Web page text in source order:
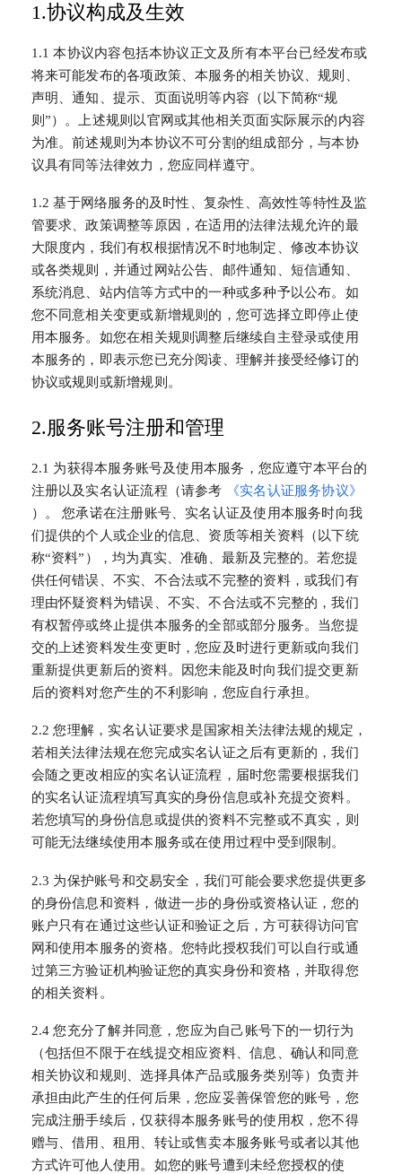
1.协议构成及生效
1.1 本协议内容包括本协议正文及所有本平台已经发布或
将来可能发布的各项政策、本服务的相关协议、规则、
声明、通知、提示、页面说明等内容（以下简称“规
则”）。上述规则以官网或其他相关页面实际展示的内容
为准。前述规则为本协议不可分割的组成部分，与本协
议具有同等法律效力，您应同样遵守。
1.2 基于网络服务的及时性、复杂性、高效性等特性及监
管要求、政策调整等原因，在适用的法律法规允许的最
大限度内，我们有权根据情况不时地制定、修改本协议
或各类规则，并通过网站公告、邮件通知、短信通知、
系统消息、站内信等方式中的一种或多种予以公布。如
您不同意相关变更或新增规则的，您可选择立即停止使
用本服务。如您在相关规则调整后继续自主登录或使用
本服务的，即表示您已充分阅读、理解并接受经修订的
协议或规则或新增规则。
2.服务账号注册和管理
2.1 为获得本服务账号及使用本服务，您应遵守本平台的
注册以及实名认证流程（请参考
《实名认证服务协议》
）。 您承诺在注册账号、实名认证及使用本服务时向我
们提供的个人或企业的信息、资质等相关资料（以下统
称“资料”），均为真实、准确、最新及完整的。若您提
供任何错误、不实、不合法或不完整的资料，或我们有
理由怀疑资料为错误、不实、不合法或不完整的，我们
有权暂停或终止提供本服务的全部或部分服务。当您提
交的上述资料发生变更时，您应及时进行更新或向我们
重新提供更新后的资料。因您未能及时向我们提交更新
后的资料对您产生的不利影响，您应自行承担。
2.2 您理解，实名认证要求是国家相关法律法规的规定，
若相关法律法规在您完成实名认证之后有更新的，我们
会随之更改相应的实名认证流程，届时您需要根据我们
的实名认证流程填写真实的身份信息或补充提交资料。
若您填写的身份信息或提供的资料不完整或不真实，则
可能无法继续使用本服务或在使用过程中受到限制。
2.3 为保护账号和交易安全，我们可能会要求您提供更多
的身份信息和资料，做进一步的身份或资格认证，您的
账户只有在通过这些认证和验证之后，方可获得访问官
网和使用本服务的资格。您特此授权我们可以自行或通
过第三方验证机构验证您的真实身份和资格，并取得您
的相关资料。
2.4 您充分了解并同意，您应为自己账号下的一切行为
（包括但不限于在线提交相应资料、信息、确认和同意
相关协议和规则、选择具体产品或服务类别等）负责并
承担由此产生的任何后果，您应妥善保管您的账号，您
完成注册手续后，仅获得本服务账号的使用权，您不得
赠与、借用、租用、转让或售卖本服务账号或者以其他
方式许可他人使用。如您的账号遭到未经您授权的使